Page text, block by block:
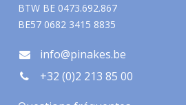
BTW BE 0473.692.867
BE57 0682 3415 8835
info@pinakes.be
+32 (0)2 213 85 00